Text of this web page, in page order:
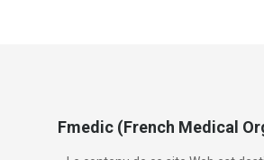
Fmedic (French Medical